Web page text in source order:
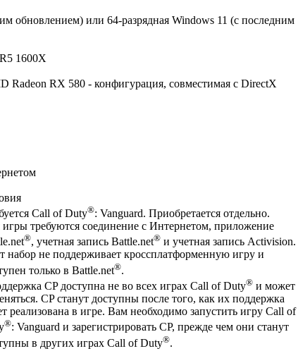
обновлением) или 64-разрядная Windows 11 (с последним
1600X
RX 580 - конфигурация, совместимая с DirectX
Call of Duty®: Vanguard. Приобретается отдельно.
игры требуются соединение с Интернетом, приложение
®, учетная запись Battle.net® и учетная запись Activision.
набор не поддерживает кроссплатформенную игру и
только в Battle.net®.
CP доступна не во всех играх Call of Duty® и может
CP станут доступны после того, как их поддержка
реализована в игре. Вам необходимо запустить игру Call of
®: Vanguard и зарегистрировать CP, прежде чем они станут
в других играх Call of Duty®.